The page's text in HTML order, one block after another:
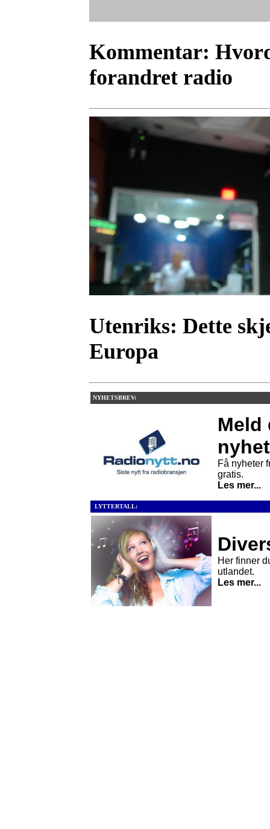
Kommentar:
forandret radio
Utenriks: Dette
Europa
NYHETSBREV:
Meld
Få nyheter
gratis.
Les mer...
LYTTERTALL:
Her finner
utlandet.
Les mer...